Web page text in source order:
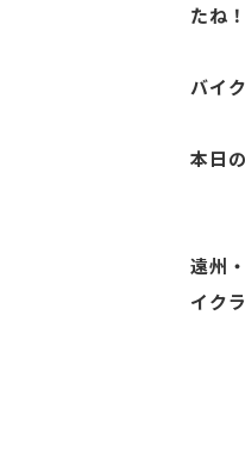
たね！
バイ
本日
遠州
イク